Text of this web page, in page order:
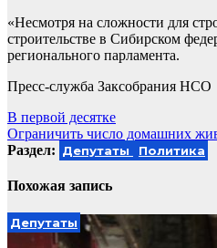
«Несмотря на сложности для
строительстве в Сибирском
регионального парламента.
Пресс-служба Заксобрания НСО
Навигация
по
В первой десятке
Ограничить число домашних
Раздел: Депутаты Политика
Похожая запись
Депутаты